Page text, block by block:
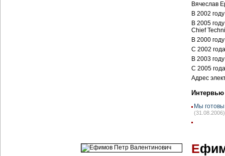
Вячеслав
В 2002
В 2005
Chief
В 2000
С 2002
В 2003
С 2005
Адрес
Интервью
Мы
(31.08.2006)
Е